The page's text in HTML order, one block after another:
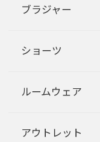
ブラジャー
ショーツ
ルームウェア
アウトレット